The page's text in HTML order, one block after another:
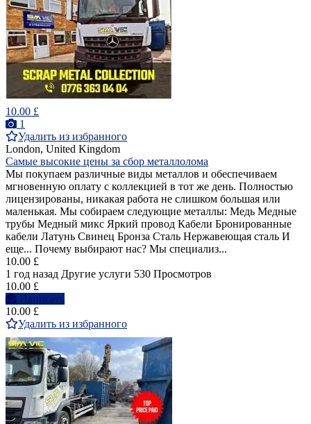
10.00 £
1
Удалить из избранного
London, United Kingdom
Самые высокие цены за сбор металлолома
Мы покупаем различные виды металлов и обеспечиваем
мгновенную оплату с коллекцией в тот же день. Полностью
лицензированы, никакая работа не слишком большая или
маленькая. Мы собираем следующие металлы: Медь Медные
трубы Медный микс Яркий провод Кабели Бронированные
кабели Латунь Свинец Бронза Сталь Нержавеющая сталь И
еще... Почему выбирают нас? Мы специализ...
10.00 £
1 год назад Другие услуги 530 Просмотров
10.00 £
Написать
10.00 £
Удалить из избранного